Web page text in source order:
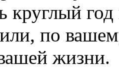
круглый
по
жизни.